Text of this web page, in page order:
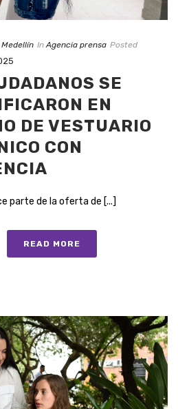
In Agencia prensa Posted
SE
EN
DE VESTUARIO
CON
parte de la oferta de [...]
READ MORE